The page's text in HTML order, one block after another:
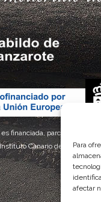
Para
afectar
financiada, parcialmente,
Canario de Calidad